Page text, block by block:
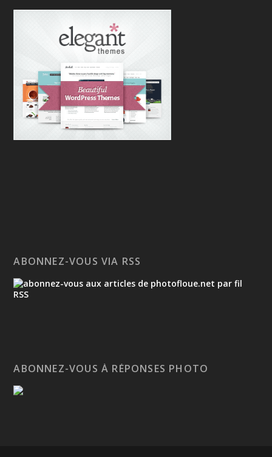
ABONNEZ-VOUS VIA RSS
ABONNEZ-VOUS À RÉPONSES PHOTO